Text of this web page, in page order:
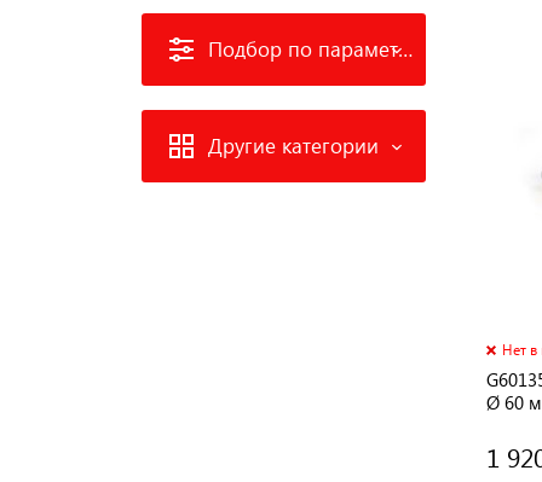
Подбор по параметрам
Другие категории
Нет в
Ø 60
1